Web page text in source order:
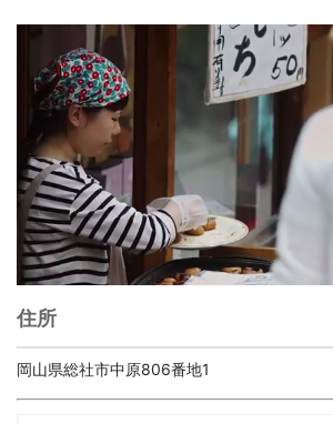
住所
岡山県総社市中原806番地1